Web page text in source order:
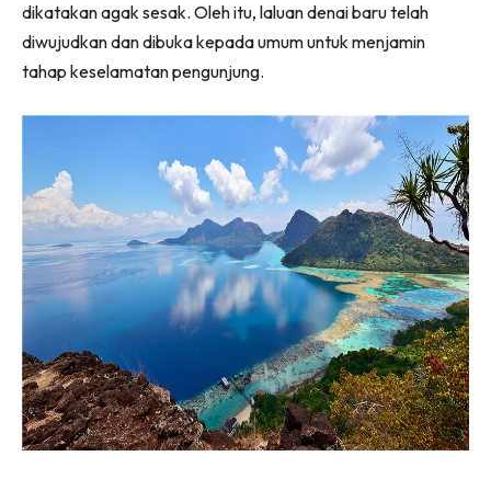
dikatakan agak sesak. Oleh itu, laluan denai baru telah
diwujudkan dan dibuka kepada umum untuk menjamin
tahap keselamatan pengunjung.